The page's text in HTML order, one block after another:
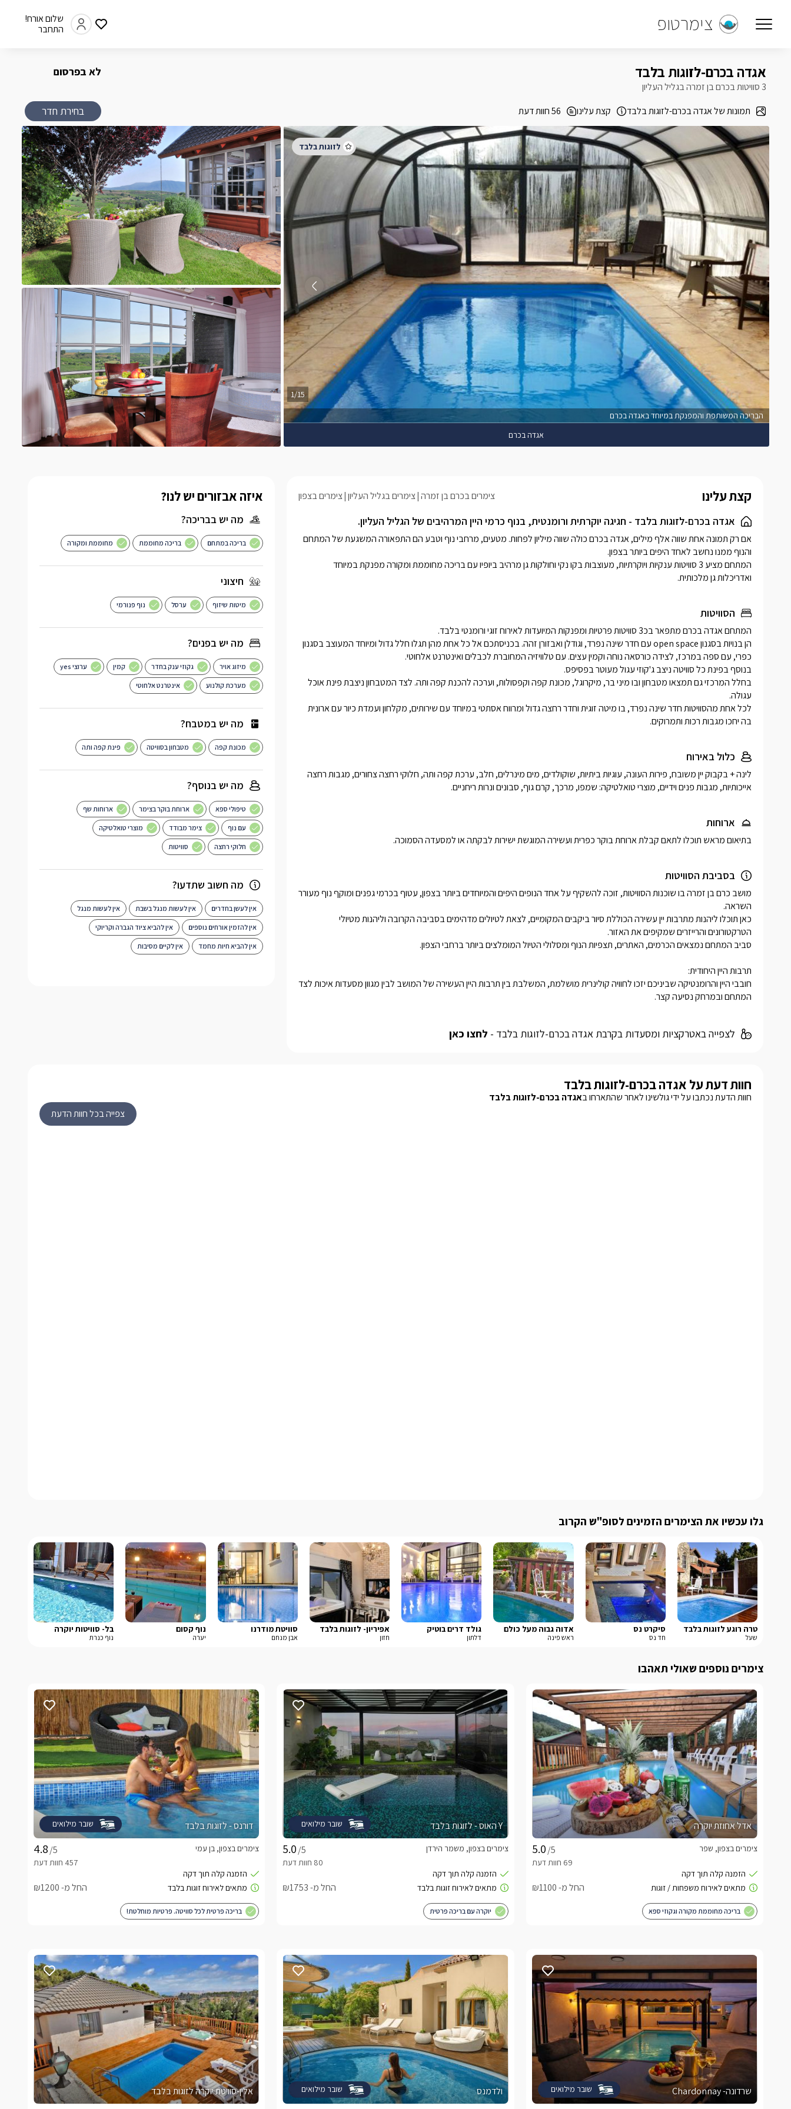
צימרטופ
שלום אורח!
התחבר
אגדה בכרם-לזוגות בלבד
3 סוויטות בכרם בן זמרה בגליל העליון
תמונות של אגדה בכרם-לזוגות בלבד
קצת עלינו 56 חוות דעת
לא בפרסום
בחירת חדר
הבריכה המשותפת והמפנקת במיוחד באגדה בכרם
1/15
אגדה בכרם
קצת עלינו צימרים בכרם בן זמרה צימרים בגליל העליון צימרים בצפון
אגדה בכרם-לזוגות בלבד - חגיגה יוקרתית ורומנטית, בנוף כרמי היין המרהיבים של הגליל העליון.
ואדריכלות גן מלכותית.
הסוויטות
בה יחכו מגבות רכות ותמרוקים.
כלול באירוח
אייכותיות, מגבות פנים וידיים, מוצרי טואלטיקה: שמפו, מרכך, קרם גוף, סבונים ונרות ריחניים.
ארוחות
בתיאום מראש תוכלו לתאם קבלת ארוחת בוקר כפרית ועשירה המוגשת ישירות לבקתה או למסעדה הסמוכה.
בסביבת הסוויטות
המתחם ובמרחק נסיעה קצר.
לצפייה באטרקציות ומסעדות בקרבת אגדה בכרם-לזוגות בלבד - לחצו כאן
איזה אבזורים יש לנו?
מה יש בבריכה?
בריכה במתחם בריכה מחוממת מחוממת ומקורה
חיצוני
מיטות שיזוף ערסל נוף פנורמי
מה יש בפנים?
מיזוג אויר גקוזי ענק בחדר קמין ערוצי yes
מערכת קולנוע אינטרנט אלחוטי
מה יש במטבח?
מכונת קפה מטבחון בסוויטה פינת קפה ותה
מה יש בנוסף?
טיפולי ספא ארוחת בוקר בצימר ארוחות שף
עם נוף צימר מבודד מוצרי טואלטיקה
חלוקי רחצה סוויטות
מה חשוב שתדעו?
אין לעשן בחדרים אין לעשות מנגל בשבת אין לעשות מנגל
אין להזמין אורחים נוספים אין להביא ציוד הגברה וקריוקי
אין להביא חיות מחמד אין לקיים מסיבות
חוות דעת על אגדה בכרם-לזוגות בלבד
חוות הדעת נכתבו על ידי גולשינו לאחר שהתארחו באגדה בכרם-לזוגות בלבד
צפייה בכל חוות הדעת
גלו עכשיו את הצימרים הזמינים לסופ"ש הקרוב
טרה רוגע לזוגות בלבד
שעל
סיקרט נס
חד נס
אדוה גבוה מעל כולם
ראש פינה
גולד דרים בוטיק
דלתון
אפיריון- לזוגות בלבד
חזון
סוויטת מודרנו
אבן מנחם
נוף קסום
יערה
בל- סוויטות יוקרה
נוף כנרת
צימרים נוספים שאולי תאהבו
אדל אחוזת יוקרה
/5
צימרים בצפון, שפר
החל מ- ₪1100
בריכה מחוממת מקורה וגקוזי ספא
שובר מילואים
Y האוס - לזוגות בלבד
/5
צימרים בצפון, משמר הירדן
החל מ- ₪1753
יוקרה עם בריכה פרטית
שובר מילואים
דורנס - לזוגות בלבד
/5
צימרים בצפון, בן עמי
החל מ- ₪1200
בריכה פרטית לכל סוויטה. פרטיות מוחלטת!
שובר מילואים
שרדונה- Chardonnay
שובר מילואים
ולדמנס
אלין-סוויטת יוקרה לזוגות בלבד